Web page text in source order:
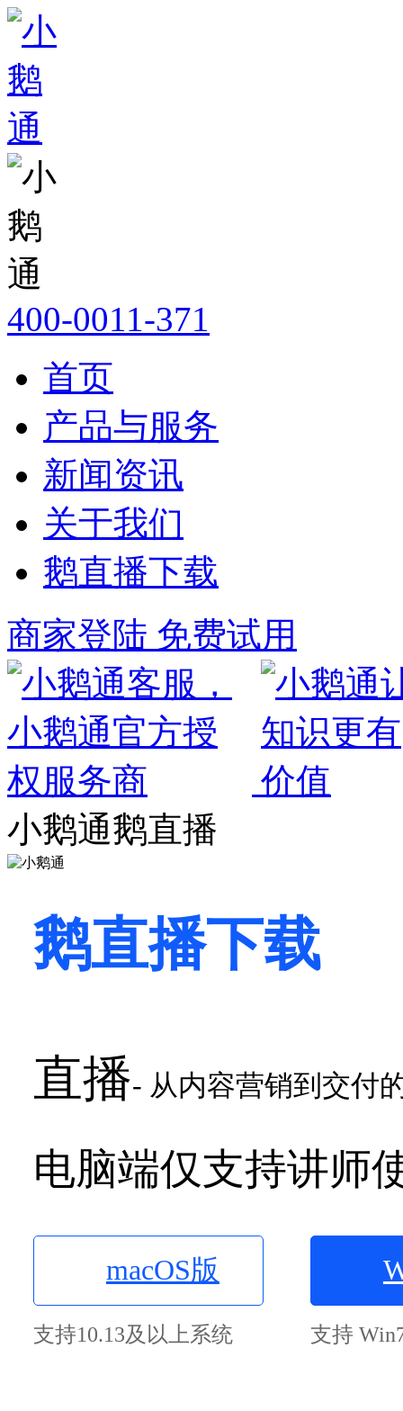
400-0011-371
首页
产品与服务
新闻资讯
关于我们
鹅直播下载
商家登陆 免费试用
小鹅通鹅直播
鹅直播下载
直播- 从内容营销到交付
电脑端仅支持讲师
macOS版
支持10.13及以上系统 支持